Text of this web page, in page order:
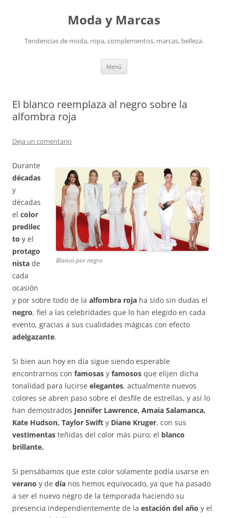
Moda y Marcas
Tendencias de moda, ropa, complementos, marcas, belleza.
Menú
El blanco reemplaza al negro sobre la
alfombra roja
Deja un comentario
Blanco por negro
Durante
décadas
y
décadas
el color
predilec
to y el
protago
nista de
cada
ocasión
y por sobre todo de la alfombra roja ha sido sin dudas el
negro, fiel a las celebridades que lo han elegido en cada
evento, gracias a sus cualidades mágicas con efecto
adelgazante.
Si bien aun hoy en día sigue siendo esperable
encontrarnos con famosas y famosos que elijen dicha
tonalidad para lucirse elegantes, actualmente nuevos
colores se abren paso sobre el desfile de estrellas, y así lo
han demostrados Jennifer Lawrence, Amaia Salamanca,
Kate Hudson, Taylor Swift y Diane Kruger, con sus
vestimentas teñidas del color más puro; el blanco
brillante.
Si pensábamos que este color solamente podía usarse en
verano y de día nos hemos equivocado, ya que ha pasado
a ser el nuevo negro de la temporada haciendo su
presencia independientemente de la estación del año y el